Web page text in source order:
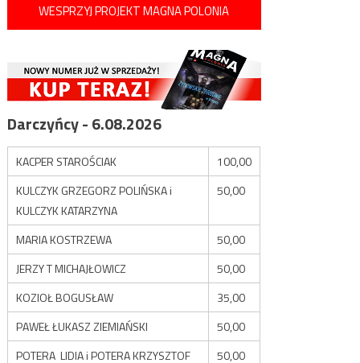
WESPRZYJ PROJEKT MAGNA POLONIA
Darczyńcy - 6.08.2026
KACPER STAROŚCIAK
100,00
KULCZYK GRZEGORZ POLIŃSKA i
KULCZYK KATARZYNA
50,00
MARIA KOSTRZEWA
50,00
JERZY T MICHAJŁOWICZ
50,00
KOZIOŁ BOGUSŁAW
35,00
PAWEŁ ŁUKASZ ZIEMIAŃSKI
50,00
POTERA LIDIA i POTERA KRZYSZTOF
50,00